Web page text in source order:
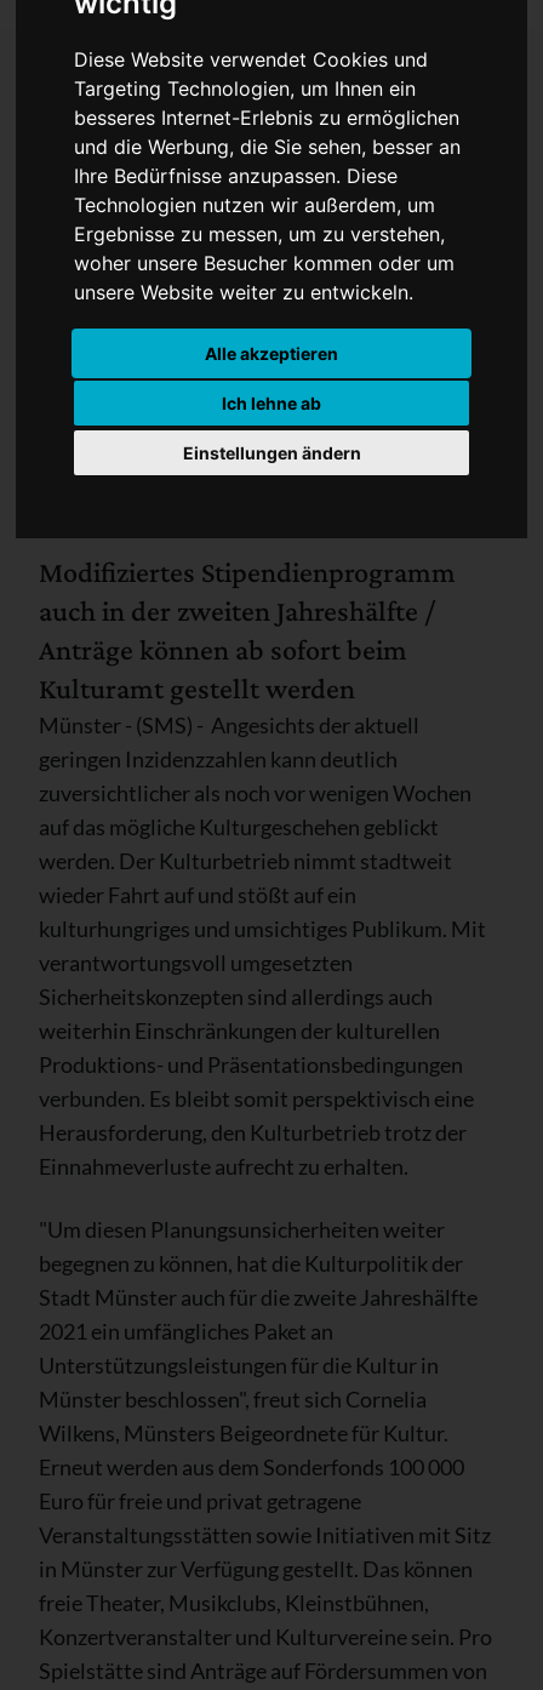
Diese Website verwendet Cookies und
Targeting Technologien, um Ihnen ein
besseres Internet-Erlebnis zu ermöglichen
und die Werbung, die Sie sehen, besser an
Ihre Bedürfnisse anzupassen. Diese
Technologien nutzen wir außerdem, um
Ergebnisse zu messen, um zu verstehen,
woher unsere Besucher kommen oder um
unsere Website weiter zu entwickeln.
Alle akzeptieren
Ich lehne ab
Einstellungen ändern
Fördermittel für freie
Kulturszene
Modifiziertes Stipendienprogramm
auch in der zweiten Jahreshälfte /
Anträge können ab sofort beim
Kulturamt gestellt werden
Münster - (SMS) - Angesichts der aktuell
geringen Inzidenzzahlen kann deutlich
zuversichtlicher als noch vor wenigen Wochen
auf das mögliche Kulturgeschehen geblickt
werden. Der Kulturbetrieb nimmt stadtweit
wieder Fahrt auf und stößt auf ein
kulturhungriges und umsichtiges Publikum. Mit
verantwortungsvoll umgesetzten
Sicherheitskonzepten sind allerdings auch
weiterhin Einschränkungen der kulturellen
Produktions- und Präsentationsbedingungen
verbunden. Es bleibt somit perspektivisch eine
Herausforderung, den Kulturbetrieb trotz der
Einnahmeverluste aufrecht zu erhalten.
"Um diesen Planungsunsicherheiten weiter
begegnen zu können, hat die Kulturpolitik der
Stadt Münster auch für die zweite Jahreshälfte
2021 ein umfängliches Paket an
Unterstützungsleistungen für die Kultur in
Münster beschlossen", freut sich Cornelia
Wilkens, Münsters Beigeordnete für Kultur.
Erneut werden aus dem Sonderfonds 100 000
Euro für freie und privat getragene
Veranstaltungsstätten sowie Initiativen mit Sitz
in Münster zur Verfügung gestellt. Das können
freie Theater, Musikclubs, Kleinstbühnen,
Konzertveranstalter und Kulturvereine sein. Pro
Spielstätte sind Anträge auf Fördersummen von